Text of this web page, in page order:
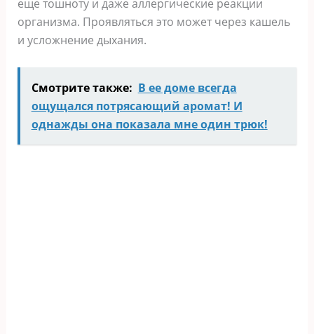
еще тошноту и даже аллергические реакции
организма. Проявляться это может через кашель
и усложнение дыхания.
Смотрите также: В ее доме всегда
ощущался потрясающий аромат! И
однажды она показала мне один трюк!